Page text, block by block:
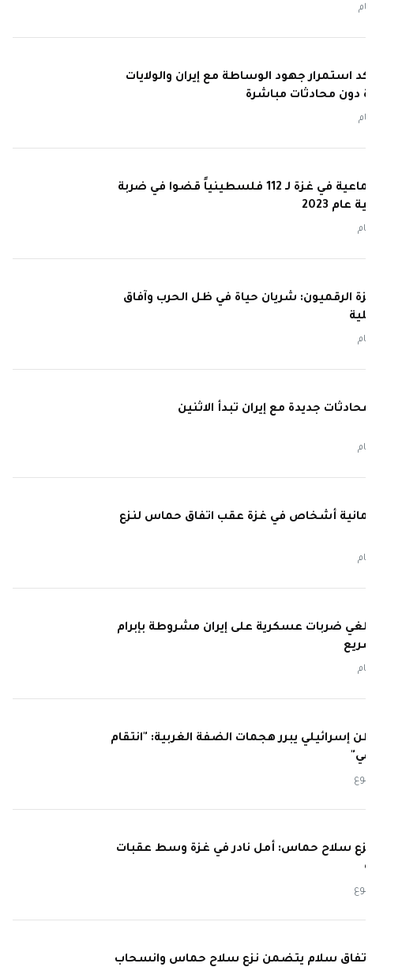
قطر تؤكد استمرار جهود الوساطة مع إيران والولايات
المتحدة دون محادثات مباشرة
جنازة جماعية في غزة لـ 112 فلسطينياً قضوا في ضربة
إسرائيلية عام 2023
عمال غزة الرقميون: شريان حياة في ظل الحرب وآفاق
مستقبلية
ترامب: محادثات جديدة مع إيران تبدأ الاثنين
مقتل ثمانية أشخاص في غزة عقب اتفاق حماس لنزع
ترامب يلغي ضربات عسكرية على إيران مشروطة بإبرام
اتفاق سريع
مستوطن إسرائيلي يبرر هجمات الضفة الغربية: "انتقام
وإرث إلهي"
منذ أسبوع
مبادرة نزع سلاح حماس: أمل نادر في غزة وسط عقبات
جسيمة
منذ أسبوع
ترامب: اتفاق سلام يتضمن نزع سلاح حماس وانسحاب